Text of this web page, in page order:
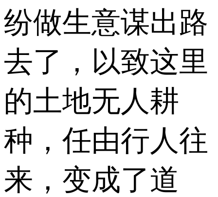
纷做生意谋出路
去了，以致这里
的土地无人耕
种，任由行人往
来，变成了道